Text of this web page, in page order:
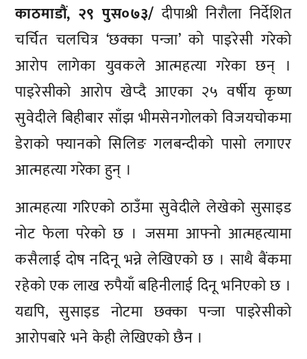
काठमाडौं, २९ पुस०७३/ दीपाश्री निरौला निर्देशित
चर्चित चलचित्र ‘छक्का पन्जा’ को पाइरेसी गरेको
आरोप लागेका युवकले आत्महत्या गरेका छन् ।
पाइरेसीको आरोप खेप्दै आएका २५ वर्षीय कृष्ण
सुवेदीले बिहीबार साँझ भीमसेनगोलको विजयचोकमा
डेराको फ्यानको सिलिङ गलबन्दीको पासो लगाएर
आत्महत्या गरेका हुन् ।
आत्महत्या गरिएको ठाउँमा सुवेदीले लेखेको सुसाइड
नोट फेला परेको छ । जसमा आफ्नो आत्महत्यामा
कसैलाई दोष नदिनू भन्ने लेखिएको छ । साथै बैंकमा
रहेको एक लाख रुपैयाँ बहिनीलाई दिनू भनिएको छ ।
यद्यपि, सुसाइड नोटमा छक्का पन्जा पाइरेसीको
आरोपबारे भने केही लेखिएको छैन ।